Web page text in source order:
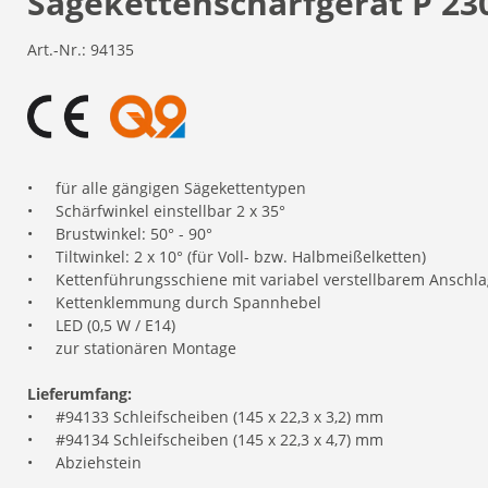
Art.-Nr.: 94135
•
für alle gängigen Sägekettentypen
•
Schärfwinkel einstellbar 2 x 35°
•
Brustwinkel: 50° - 90°
•
Tiltwinkel: 2 x 10° (für Voll- bzw. Halbmeißelketten)
•
Kettenführungsschiene mit variabel verstellbarem
•
Kettenklemmung durch Spannhebel
•
LED (0,5 W / E14)
•
zur stationären Montage
Lieferumfang:
•
#94133 Schleifscheiben (145 x 22,3 x 3,2) mm
•
#94134 Schleifscheiben (145 x 22,3 x 4,7) mm
•
Abziehstein